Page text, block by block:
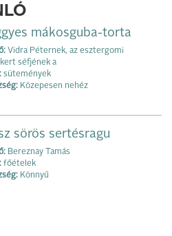
mákosguba-torta
Vidra Péternek, az esztergomi
séfjének a
sütemények
Közepesen nehéz
sörös sertésragu
Bereznay Tamás
főételek
Könnyű